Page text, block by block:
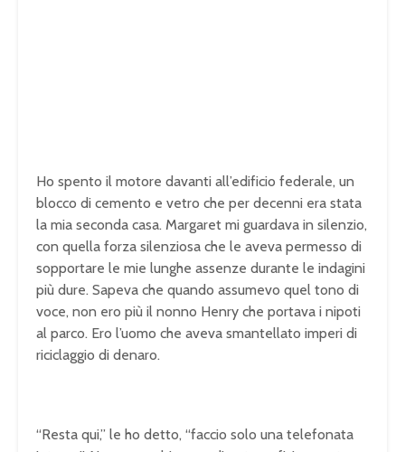
Ho spento il motore davanti all’edificio federale, un
blocco di cemento e vetro che per decenni era stata
la mia seconda casa. Margaret mi guardava in silenzio,
con quella forza silenziosa che le aveva permesso di
sopportare le mie lunghe assenze durante le indagini
più dure. Sapeva che quando assumevo quel tono di
voce, non ero più il nonno Henry che portava i nipoti
al parco. Ero l’uomo che aveva smantellato imperi di
riciclaggio di denaro.
“Resta qui,” le ho detto, “faccio solo una telefonata